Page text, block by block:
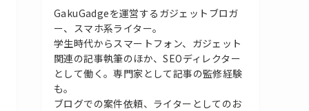
GakuGadgeを運営するガジェットブロガ
ー、スマホ系ライター。
学生時代からスマートフォン、ガジェット
関連の記事執筆のほか、SEOディレクター
として働く。専門家として記事の監修経験
も。
ブログでの案件依頼、ライターとしてのお